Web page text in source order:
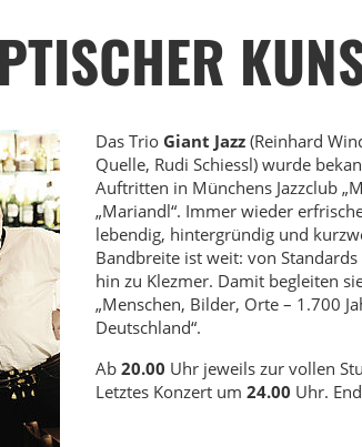
Das Trio Giant Jazz (Reinhard
Quelle, Rudi Schiessl) wurde
Auftritten in Münchens Jazzclub
„Mariandl“. Immer wieder
lebendig, hintergründig und
Bandbreite ist weit: von Standards
hin zu Klezmer. Damit begleiten
„Menschen, Bilder, Orte – 1.700
Deutschland“.
Ab 20.00 Uhr jeweils zur vollen
Letztes Konzert um 24.00 Uhr.